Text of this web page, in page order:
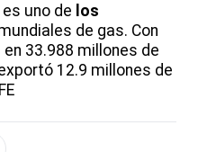
es uno de los
de gas. Con
33.988 millones de
12.9 millones de